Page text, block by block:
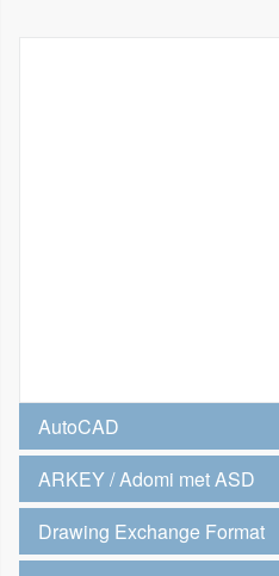
AutoCAD
ARKEY / Adomi met ASD
Drawing Exchange Format